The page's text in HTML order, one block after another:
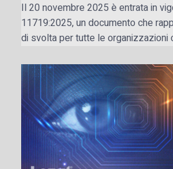
Il 20 novembre 2025 è entrata in
11719:2025, un documento che
di svolta per tutte le organizzazioni